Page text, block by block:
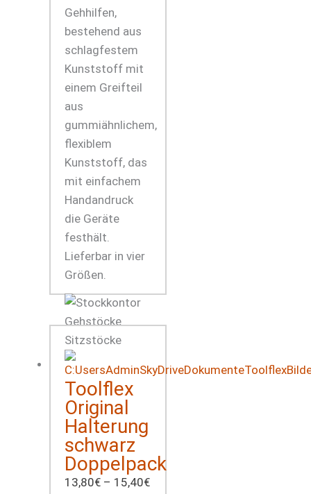
Gehhilfen,
bestehend aus
schlagfestem
Kunststoff mit
einem Greifteil
aus
gummiähnlichem,
flexiblem
Kunststoff, das
mit einfachem
Handandruck
die Geräte
festhält.
Lieferbar in vier
Größen.
Toolflex
Original
Halterung
schwarz
Doppelpack
13,80€ – 15,40€